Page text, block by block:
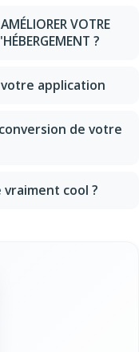
VOTRE
?
application
de votre
cool ?